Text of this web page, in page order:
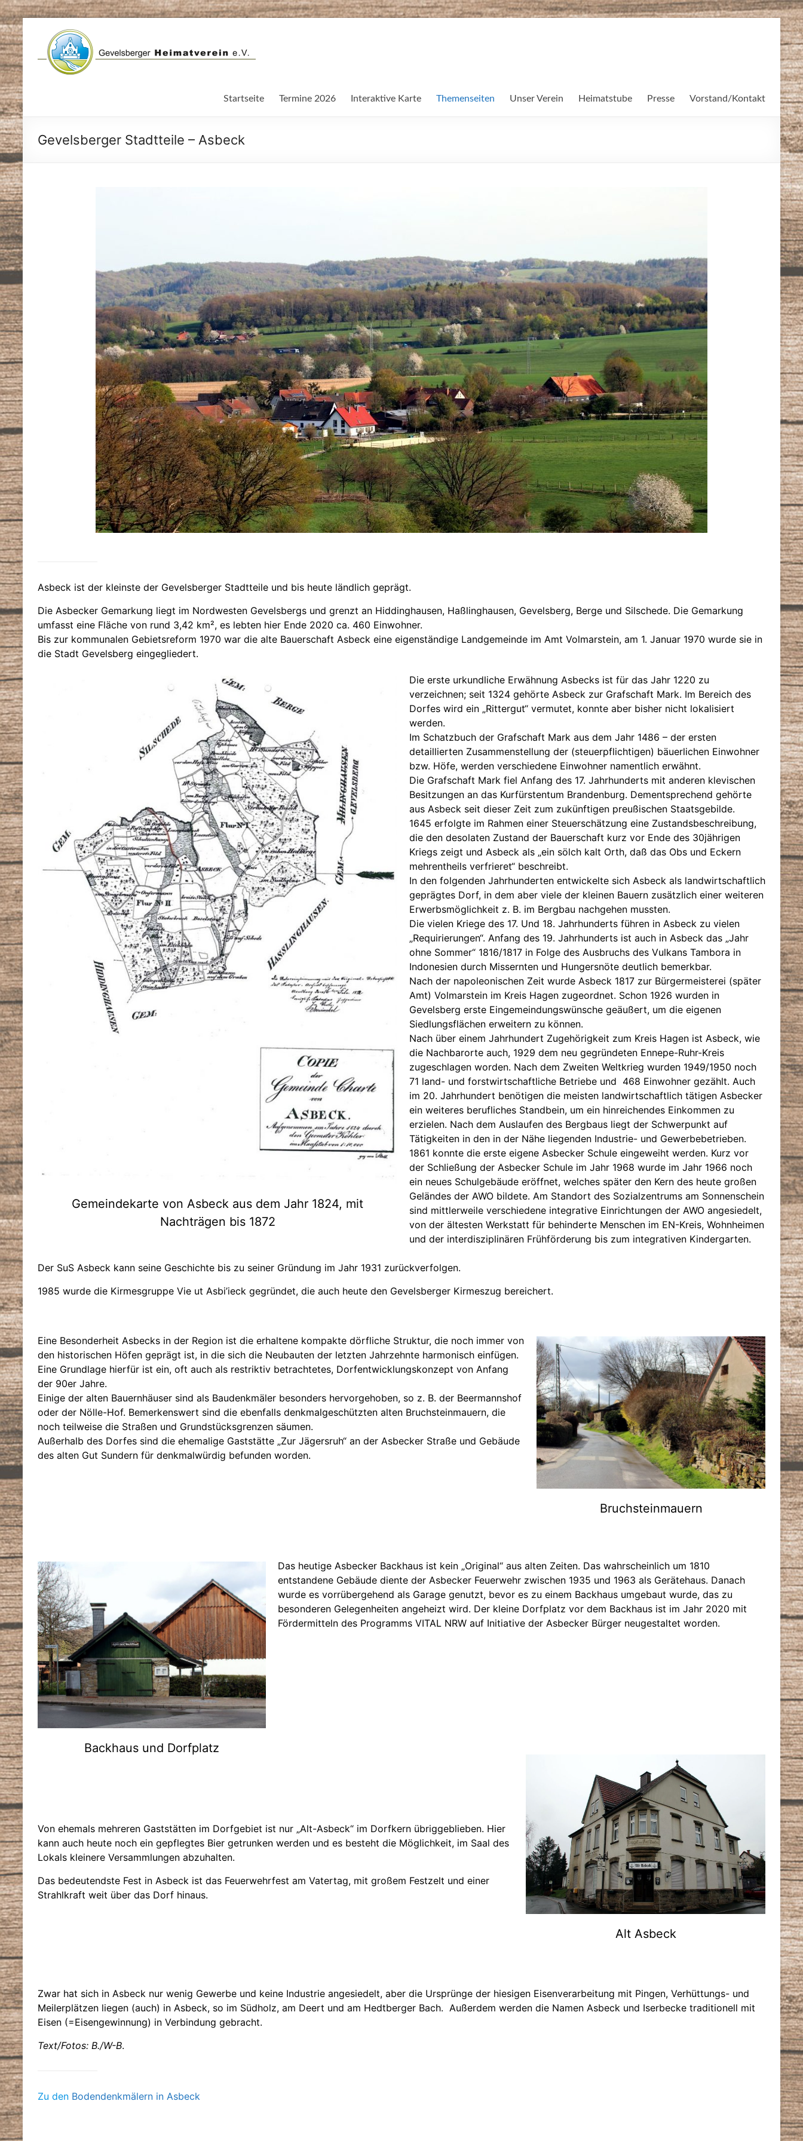
Zum
Inhalt
springen
Startseite Termine 2026 Interaktive Karte Themenseiten Unser Verein Heimatstube Presse Vorstand/Kontakt
Gevelsberger Stadtteile – Asbeck
Asbeck ist der kleinste der Gevelsberger Stadtteile und bis heute ländlich geprägt.
Die Asbecker Gemarkung liegt im Nordwesten Gevelsbergs und grenzt an Hiddinghausen, Haßlinghausen, Gevelsberg, Berge und Silschede. Die Gemarkung
umfasst eine Fläche von rund 3,42 km², es lebten hier Ende 2020 ca. 460 Einwohner.
Bis zur kommunalen Gebietsreform 1970 war die alte Bauerschaft Asbeck eine eigenständige Landgemeinde im Amt Volmarstein, am 1. Januar 1970 wurde sie in
die Stadt Gevelsberg eingegliedert.
Gemeindekarte von Asbeck aus dem Jahr 1824, mit
Nachträgen bis 1872
Die erste urkundliche Erwähnung Asbecks ist für das Jahr 1220 zu
verzeichnen; seit 1324 gehörte Asbeck zur Grafschaft Mark. Im Bereich des
Dorfes wird ein „Rittergut“ vermutet, konnte aber bisher nicht lokalisiert
werden.
Im Schatzbuch der Grafschaft Mark aus dem Jahr 1486 – der ersten
detaillierten Zusammenstellung der (steuerpflichtigen) bäuerlichen Einwohner
bzw. Höfe, werden verschiedene Einwohner namentlich erwähnt.
Die Grafschaft Mark fiel Anfang des 17. Jahrhunderts mit anderen klevischen
Besitzungen an das Kurfürstentum Brandenburg. Dementsprechend gehörte
aus Asbeck seit dieser Zeit zum zukünftigen preußischen Staatsgebilde.
1645 erfolgte im Rahmen einer Steuerschätzung eine Zustandsbeschreibung,
die den desolaten Zustand der Bauerschaft kurz vor Ende des 30jährigen
Kriegs zeigt und Asbeck als „ein sölch kalt Orth, daß das Obs und Eckern
mehrentheils verfrieret“ beschreibt.
In den folgenden Jahrhunderten entwickelte sich Asbeck als landwirtschaftlich
geprägtes Dorf, in dem aber viele der kleinen Bauern zusätzlich einer weiteren
Erwerbsmöglichkeit z. B. im Bergbau nachgehen mussten.
Die vielen Kriege des 17. Und 18. Jahrhunderts führen in Asbeck zu vielen
„Requirierungen“. Anfang des 19. Jahrhunderts ist auch in Asbeck das „Jahr
ohne Sommer“ 1816/1817 in Folge des Ausbruchs des Vulkans Tambora in
Indonesien durch Missernten und Hungersnöte deutlich bemerkbar.
Nach der napoleonischen Zeit wurde Asbeck 1817 zur Bürgermeisterei (später
Amt) Volmarstein im Kreis Hagen zugeordnet. Schon 1926 wurden in
Gevelsberg erste Eingemeindungswünsche geäußert, um die eigenen
Siedlungsflächen erweitern zu können.
Nach über einem Jahrhundert Zugehörigkeit zum Kreis Hagen ist Asbeck, wie
die Nachbarorte auch, 1929 dem neu gegründeten Ennepe-Ruhr-Kreis
zugeschlagen worden. Nach dem Zweiten Weltkrieg wurden 1949/1950 noch
71 land- und forstwirtschaftliche Betriebe und 468 Einwohner gezählt. Auch
im 20. Jahrhundert benötigen die meisten landwirtschaftlich tätigen Asbecker
ein weiteres berufliches Standbein, um ein hinreichendes Einkommen zu
erzielen. Nach dem Auslaufen des Bergbaus liegt der Schwerpunkt auf
Tätigkeiten in den in der Nähe liegenden Industrie- und Gewerbebetrieben.
1861 konnte die erste eigene Asbecker Schule eingeweiht werden. Kurz vor
der Schließung der Asbecker Schule im Jahr 1968 wurde im Jahr 1966 noch
ein neues Schulgebäude eröffnet, welches später den Kern des heute großen
Geländes der AWO bildete. Am Standort des Sozialzentrums am Sonnenschein
sind mittlerweile verschiedene integrative Einrichtungen der AWO angesiedelt,
von der ältesten Werkstatt für behinderte Menschen im EN-Kreis, Wohnheimen
und der interdisziplinären Frühförderung bis zum integrativen Kindergarten.
Der SuS Asbeck kann seine Geschichte bis zu seiner Gründung im Jahr 1931 zurückverfolgen.
1985 wurde die Kirmesgruppe Vie ut Asbi’ieck gegründet, die auch heute den Gevelsberger Kirmeszug bereichert.
Bruchsteinmauern
Eine Besonderheit Asbecks in der Region ist die erhaltene kompakte dörfliche Struktur, die noch immer von
den historischen Höfen geprägt ist, in die sich die Neubauten der letzten Jahrzehnte harmonisch einfügen.
Eine Grundlage hierfür ist ein, oft auch als restriktiv betrachtetes, Dorfentwicklungskonzept von Anfang
der 90er Jahre.
Einige der alten Bauernhäuser sind als Baudenkmäler besonders hervorgehoben, so z. B. der Beermannshof
oder der Nölle-Hof. Bemerkenswert sind die ebenfalls denkmalgeschützten alten Bruchsteinmauern, die
noch teilweise die Straßen und Grundstücksgrenzen säumen.
Außerhalb des Dorfes sind die ehemalige Gaststätte „Zur Jägersruh“ an der Asbecker Straße und Gebäude
des alten Gut Sundern für denkmalwürdig befunden worden.
Backhaus und Dorfplatz
Das heutige Asbecker Backhaus ist kein „Original“ aus alten Zeiten. Das wahrscheinlich um 1810
entstandene Gebäude diente der Asbecker Feuerwehr zwischen 1935 und 1963 als Gerätehaus. Danach
wurde es vorrübergehend als Garage genutzt, bevor es zu einem Backhaus umgebaut wurde, das zu
besonderen Gelegenheiten angeheizt wird. Der kleine Dorfplatz vor dem Backhaus ist im Jahr 2020 mit
Fördermitteln des Programms VITAL NRW auf Initiative der Asbecker Bürger neugestaltet worden.
Alt Asbeck
Von ehemals mehreren Gaststätten im Dorfgebiet ist nur „Alt-Asbeck“ im Dorfkern übriggeblieben. Hier
kann auch heute noch ein gepflegtes Bier getrunken werden und es besteht die Möglichkeit, im Saal des
Lokals kleinere Versammlungen abzuhalten.
Das bedeutendste Fest in Asbeck ist das Feuerwehrfest am Vatertag, mit großem Festzelt und einer
Strahlkraft weit über das Dorf hinaus.
Zwar hat sich in Asbeck nur wenig Gewerbe und keine Industrie angesiedelt, aber die Ursprünge der hiesigen Eisenverarbeitung mit Pingen, Verhüttungs- und
Meilerplätzen liegen (auch) in Asbeck, so im Südholz, am Deert und am Hedtberger Bach. Außerdem werden die Namen Asbeck und Iserbecke traditionell mit
Eisen (=Eisengewinnung) in Verbindung gebracht.
Text/Fotos: B./W-B.
Zu den Bodendenkmälern in Asbeck